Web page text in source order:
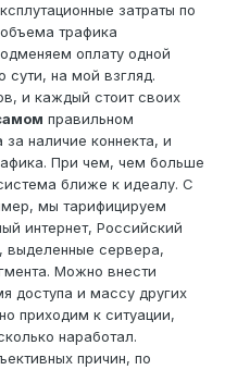
затраты по
трафика
оплату одной
сути, на мой взгляд.
и каждый стоит своих
правильном
за наличие коннекта, и
При чем, чем больше
ближе к идеалу. С
мы тарифицируем
интернет, Российский
выделенные сервера,
Можно внести
доступа и массу других
приходим к ситуации,
наработал.
причин, по